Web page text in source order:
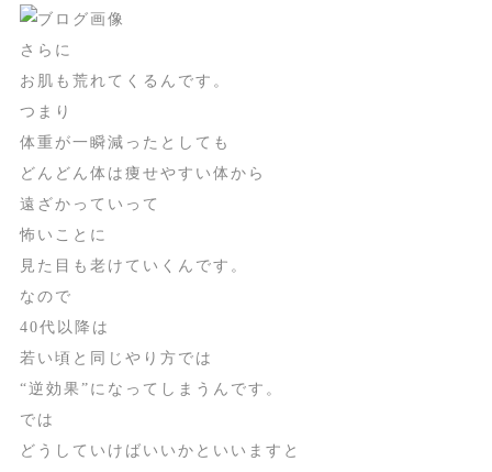
さらに
お肌も荒れてくるんです。
つまり
体重が一瞬減ったとしても
どんどん体は痩せやすい体から
遠ざかっていって
怖いことに
見た目も老けていくんです。
なので
40代以降は
若い頃と同じやり方では
“逆効果”になってしまうんです。
では
どうしていけばいいかといいますと